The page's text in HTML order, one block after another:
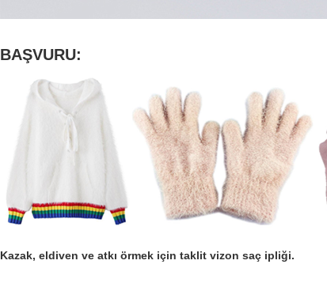
BAŞVURU:
Kazak, eldiven ve atkı örmek için taklit vizon saç ipliği.